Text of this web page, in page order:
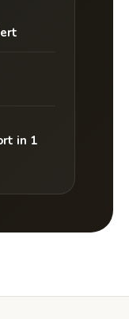
in 1